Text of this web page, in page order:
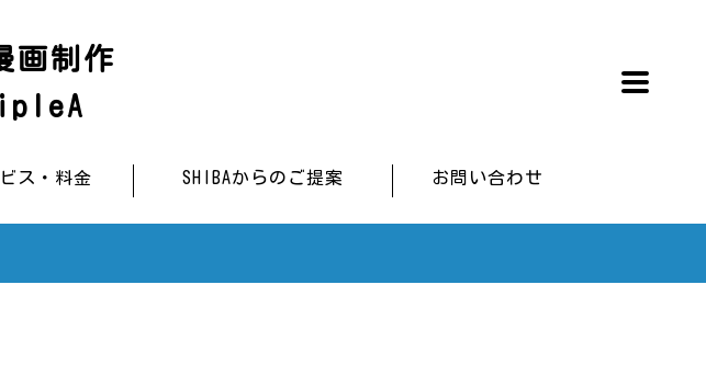
画制作
ス・料金 SHIBAからのご提案 お問い合わせ